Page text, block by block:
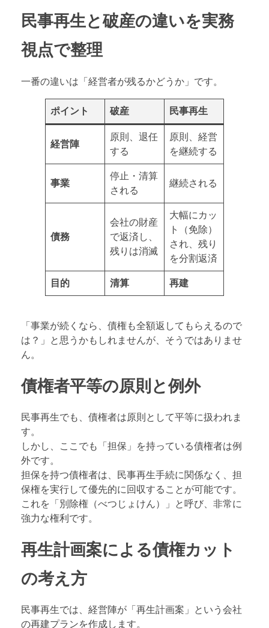
民事再生と破産の違いを実務
視点で整理
一番の違いは「経営者が残るかどうか」です。
ポイント 破産 民事再生
経営陣
原則、退任
する
原則、経営
を継続する
事業
停止・清算
される
継続される
債務
会社の財産
で返済し、
残りは消滅
大幅にカッ
ト（免除）
され、残り
を分割返済
目的 清算 再建
「事業が続くなら、債権も全額返してもらえるので
は？」と思うかもしれませんが、そうではありませ
ん。
債権者平等の原則と例外
民事再生でも、債権者は原則として平等に扱われま
す。
しかし、ここでも「担保」を持っている債権者は例
外です。
担保を持つ債権者は、民事再生手続に関係なく、担
保権を実行して優先的に回収することが可能です。
これを「別除権（べつじょけん）」と呼び、非常に
強力な権利です。
再生計画案による債権カット
の考え方
民事再生では、経営陣が「再生計画案」という会社
の再建プランを作成します。